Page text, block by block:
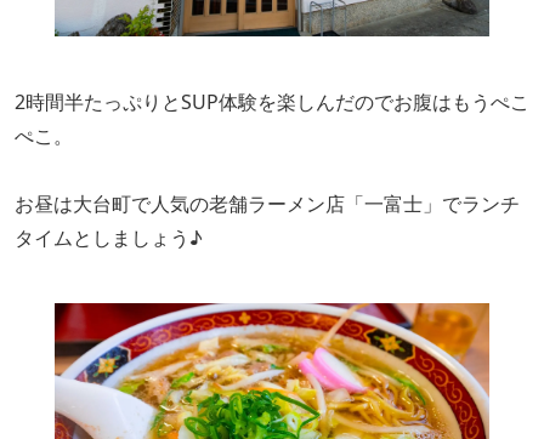
2時間半たっぷりとSUP体験を楽しんだのでお腹はもうぺこ
ぺこ。
お昼は大台町で人気の老舗ラーメン店「一富士」でランチ
タイムとしましょう♪